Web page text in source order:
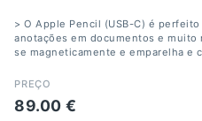
> O Apple Pencil (USB-C) é
anotações em documentos e muito
se magneticamente e emparelha e
PREÇO
89.00 €